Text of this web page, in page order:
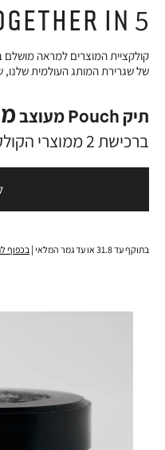
IN 5
קולקציית המוצרים למראה מושלם ב-5
של שגרירת המותג העולמית שלנו,
תיק Pouch מעוצב
ברכישת 2 ממוצרי הקולקציה
בתוקף עד 31.8 או עד גמר המלאי | בכפוף